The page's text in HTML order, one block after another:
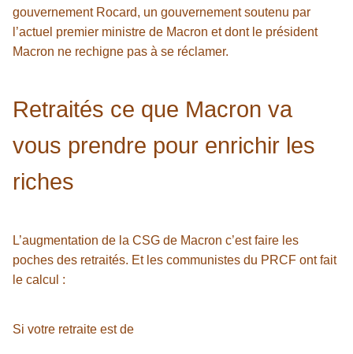
gouvernement Rocard, un gouvernement soutenu par
l’actuel premier ministre de Macron et dont le président
Macron ne rechigne pas à se réclamer.
Retraités ce que Macron va
vous prendre pour enrichir les
riches
L’augmentation de la CSG de Macron c’est faire les
poches des retraités. Et les communistes du PRCF ont fait
le calcul :
Si votre retraite est de